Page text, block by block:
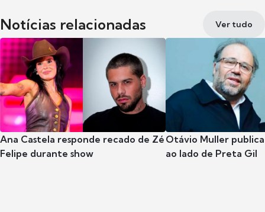
Notícias relacionadas Ver tudo
Ana Castela responde recado de Zé
Felipe durante show
Otávio Muller
ao lado de Preta Gil